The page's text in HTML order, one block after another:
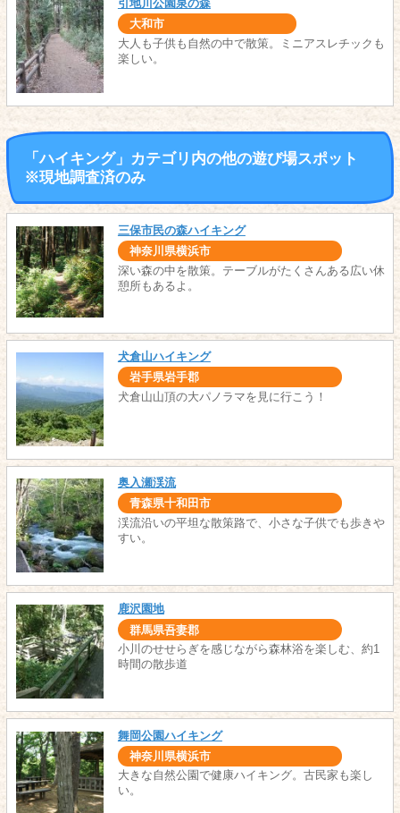
引地川公園泉の森
大和市
大人も子供も自然の中で散策。ミニアスレチックも
楽しい。
「ハイキング」カテゴリ内の他の遊び場スポット
※現地調査済のみ
三保市民の森ハイキング
神奈川県横浜市
深い森の中を散策。テーブルがたくさんある広い休
憩所もあるよ。
犬倉山ハイキング
岩手県岩手郡
犬倉山山頂の大パノラマを見に行こう！
奥入瀬渓流
青森県十和田市
渓流沿いの平坦な散策路で、小さな子供でも歩きや
すい。
鹿沢園地
群馬県吾妻郡
小川のせせらぎを感じながら森林浴を楽しむ、約1
時間の散歩道
舞岡公園ハイキング
神奈川県横浜市
大きな自然公園で健康ハイキング。古民家も楽し
い。